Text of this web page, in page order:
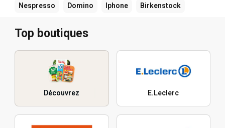
Nespresso Domino Iphone Birkenstock
Top boutiques
Découvrez E.Leclerc